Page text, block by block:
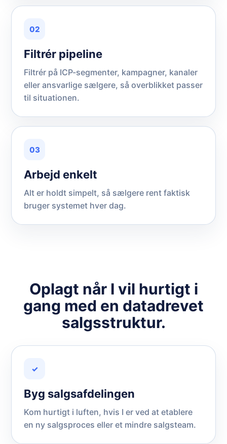
02
Filtrér pipeline
Filtrér på ICP-segmenter, kampagner, kanaler
eller ansvarlige sælgere, så overblikket passer
til situationen.
03
Arbejd enkelt
Alt er holdt simpelt, så sælgere rent faktisk
bruger systemet hver dag.
Oplagt når I vil hurtigt i
gang med en datadrevet
salgsstruktur.
✓
Byg salgsafdelingen
Kom hurtigt i luften, hvis I er ved at etablere
en ny salgsproces eller et mindre salgsteam.